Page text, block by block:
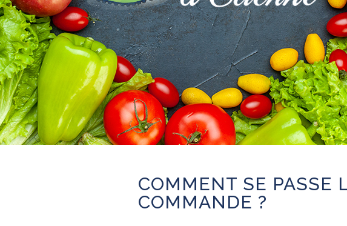
COMMENT SE PASSE
COMMANDE ?